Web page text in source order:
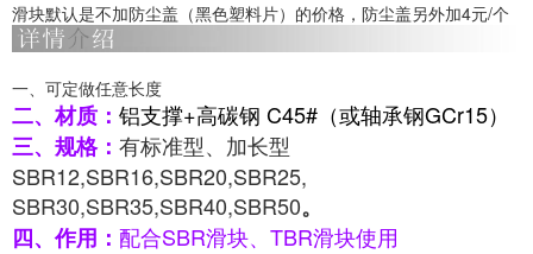
滑块默认是不加防尘盖（黑色塑料片）的价格，防尘盖另外加4元/个
一、可定做任意长度
二、材质： 铝支撑+高碳钢 C45#（或轴承钢GCr15）
三、规格： 有标准型、加长型
SBR12,SBR16,SBR20,SBR25,
SBR30,SBR35,SBR40,SBR50。
四、作用： 配合SBR滑块、TBR滑块使用